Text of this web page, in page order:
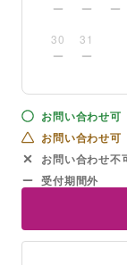
30 31
お問い合わせ可
お問い合わせ可
お問い合わせ不
受付期間外